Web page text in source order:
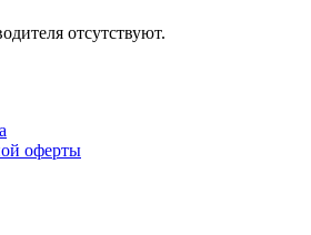
отсутствуют.
оферты